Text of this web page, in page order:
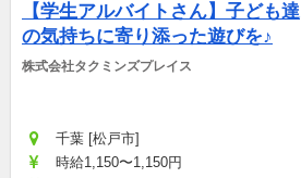
【学生アルバイトさん】子ども達
の気持ちに寄り添った遊びを♪
株式会社タクミンズプレイス
千葉 [松戸市]
時給1,150〜1,150円